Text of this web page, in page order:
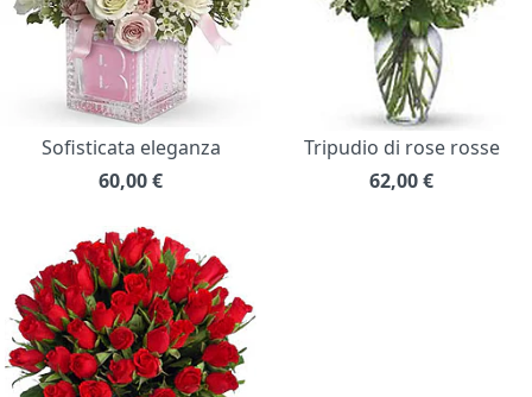
Sofisticata eleganza
60,00€
Tripudio di rose rosse
62,00€